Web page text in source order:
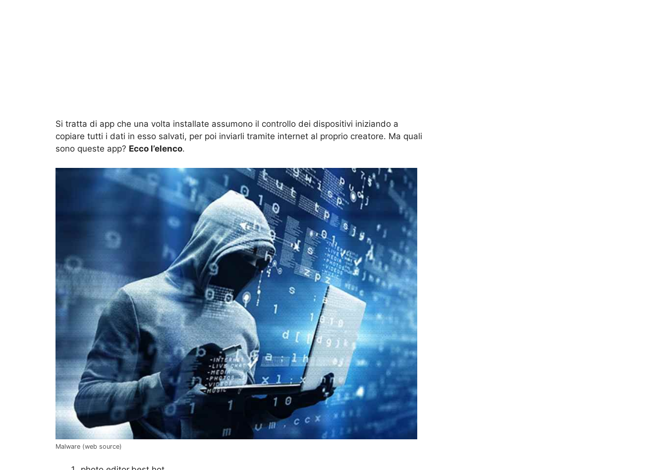
Si tratta di app che una volta installate assumono il controllo dei dispositivi iniziando a
copiare tutti i dati in esso salvati, per poi inviarli tramite internet al proprio creatore. Ma quali
sono queste app? Ecco l’elenco.
Malware (web source)